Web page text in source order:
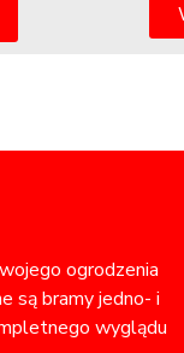
ogrodzenia
są bramy jedno- i
wyglądu